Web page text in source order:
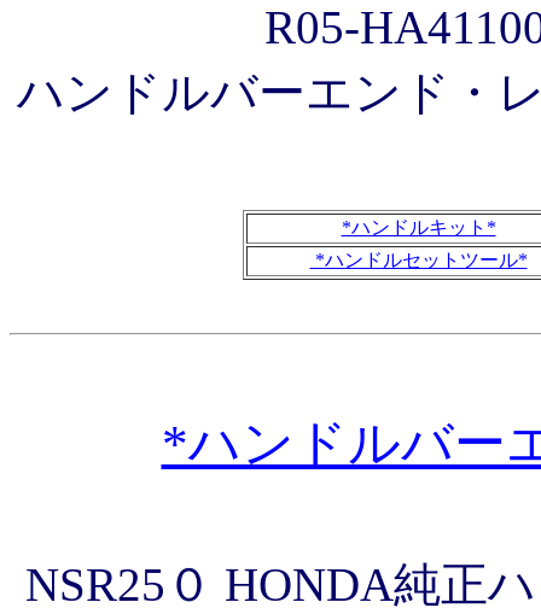
R05-
ハンドルバーエンド・
*ハンドルキット*
*ハンドルセットツール*
*ハンドルバー
NSR25０ HONDA純正